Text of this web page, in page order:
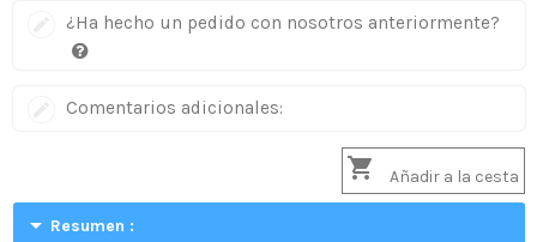
¿Ha hecho un pedido con nosotros anteriormente?
Comentarios adicionales:
 Añadir a la cesta
arrow_drop_down Resumen :